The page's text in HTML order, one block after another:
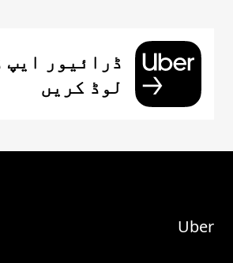
ڈرائیور ایپ
لوڈ کریں
Uber